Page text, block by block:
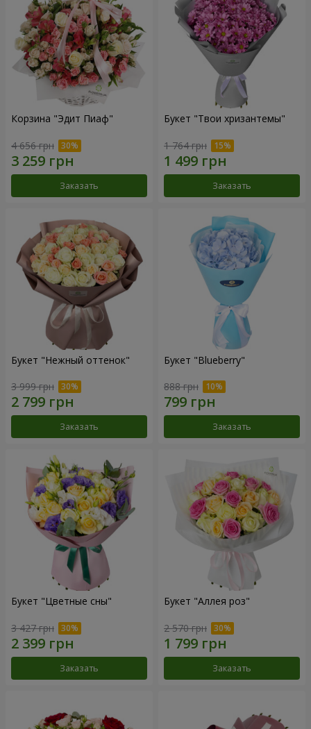
Корзина "Эдит Пиаф"
4 656 грн
Заказать
Букет "Твои хризантемы"
1 764 грн
Заказать
Букет "Нежный оттенок"
3 999 грн
Заказать
Букет "Blueberry"
888 грн
Заказать
Букет "Цветные сны"
3 427 грн
Заказать
Букет "Аллея роз"
2 570 грн
Заказать